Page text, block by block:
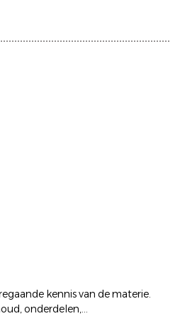
kennis van de materie.
onderdelen,...